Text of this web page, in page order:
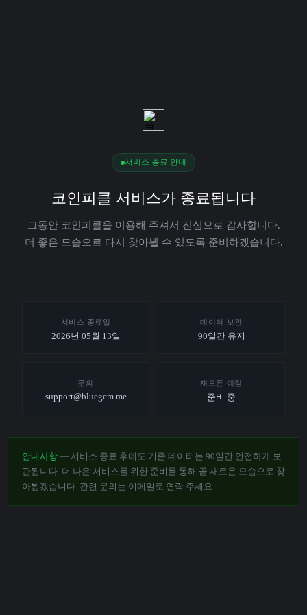
서비스 종료 안내
코인피클 서비스가 종료됩니다
그동안 코인피클을 이용해 주셔서 진심으로 감사합니다.
더 좋은 모습으로 다시 찾아뵐 수 있도록 준비하겠습니다.
서비스 종료일
2026년 05월 13일
데이터 보관
90일간 유지
문의
support@bluegem.me
재오픈 예정
준비 중
안내사항 — 서비스 종료 후에도 기존 데이터는 90일간 안전하게 보
관됩니다. 더 나은 서비스를 위한 준비를 통해 곧 새로운 모습으로 찾
아뵙겠습니다. 관련 문의는 이메일로 연락 주세요.